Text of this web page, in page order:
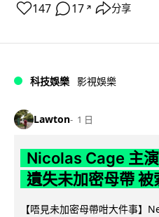
147 17 ↗ 分享
科技娛樂 影視娛樂
Lawton 1 日
Nicolas Cage 主
遺失未加密母帶 被
【唔見未加密母帶咁大件事】